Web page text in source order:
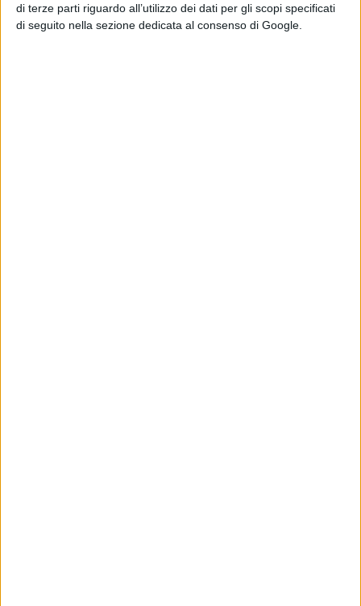
di terze parti riguardo all’utilizzo dei dati per gli scopi specificati
di seguito nella sezione dedicata al consenso di Google.